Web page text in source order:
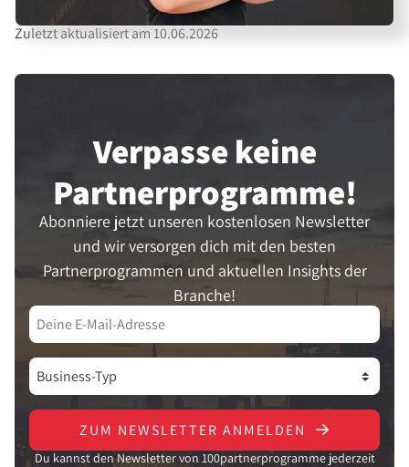
Zuletzt aktualisiert am 10.06.2026
Verpasse keine
Partner­programme!
Abonniere jetzt unseren kostenlosen Newsletter
und wir versorgen dich mit den besten
Partnerprogrammen und aktuellen Insights der
Branche!
ZUM NEWSLETTER ANMELDEN
Du kannst den Newsletter von 100partnerprogramme jederzeit